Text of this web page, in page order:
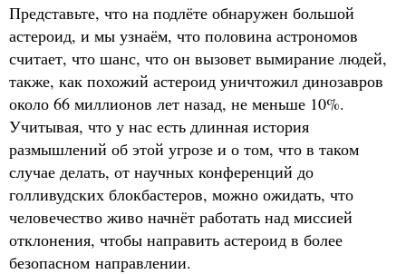
Представьте, что на подлёте обнаружен большой
астероид, и мы узнаём, что половина астрономов
считает, что шанс, что он вызовет вымирание людей,
также, как похожий астероид уничтожил динозавров
около 66 миллионов лет назад, не меньше 10%.
Учитывая, что у нас есть длинная история
размышлений об этой угрозе и о том, что в таком
случае делать, от научных конференций до
голливудских блокбастеров, можно ожидать, что
человечество живо начнёт работать над миссией
отклонения, чтобы направить астероид в более
безопасном направлении.